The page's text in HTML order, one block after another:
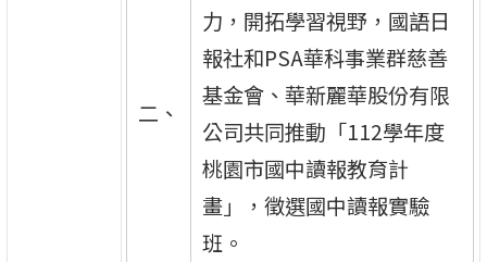
二、
力，開拓學習視野，國語日
報社和PSA華科事業群慈善
基金會、華新麗華股份有限
公司共同推動「112學年度
桃園市國中讀報教育計
畫」，徵選國中讀報實驗
班。